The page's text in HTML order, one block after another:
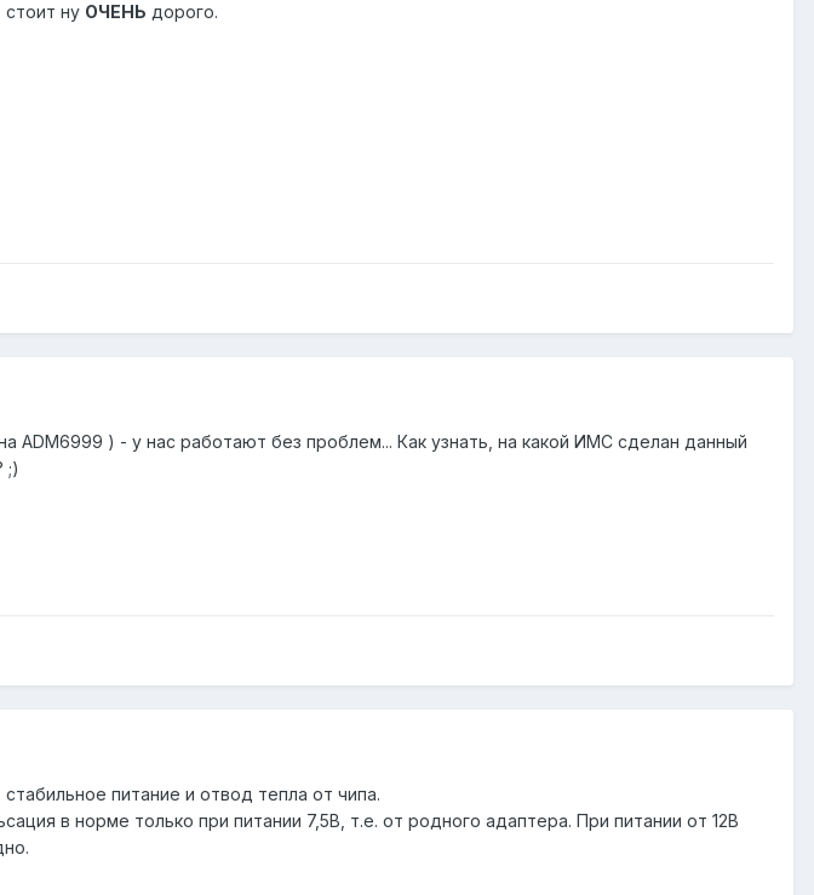
стоит ну ОЧЕНЬ дорого.
ADM6999 ) - у нас работают без проблем... Как узнать, на какой ИМС сделан данный
;)
питание и отвод тепла от чипа.
в норме только при питании 7,5В, т.е. от родного адаптера. При питании от 12В